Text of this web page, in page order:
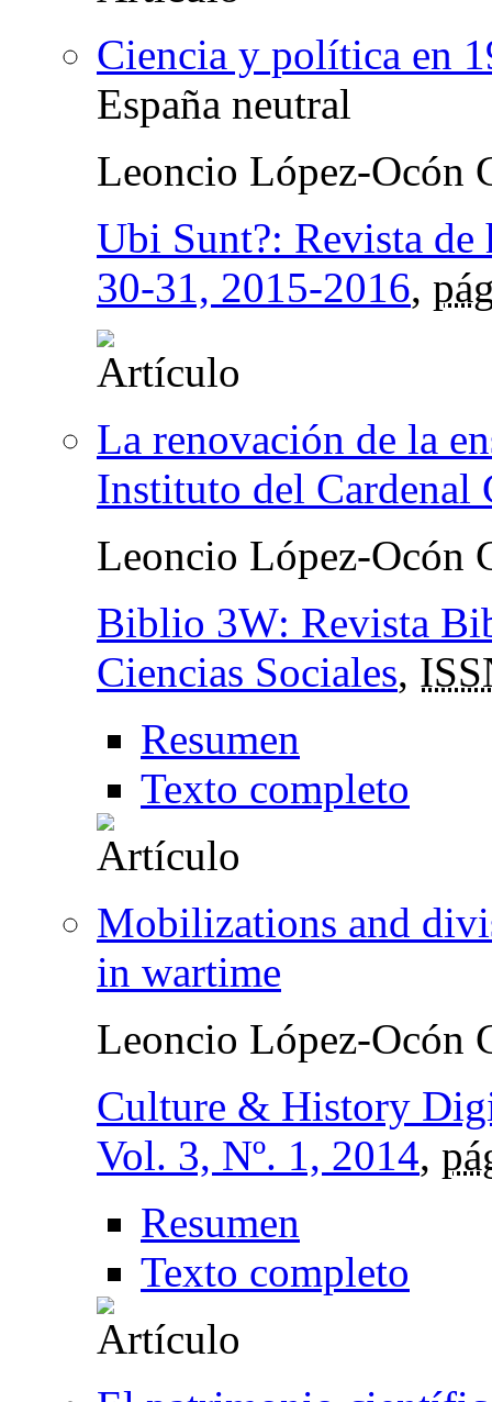
Ciencia y política en
España neutral
Leoncio López-Ocón
Ubi Sunt?: Revista de
30-31, 2015-2016,
La renovación de la
Instituto del Cardenal
Leoncio López-Ocón
Biblio 3W: Revista
Ciencias Sociales,
Resumen
Texto completo
Mobilizations and
in wartime
Leoncio López-Ocón
Culture & History
Vol. 3, Nº. 1, 2014,
Resumen
Texto completo